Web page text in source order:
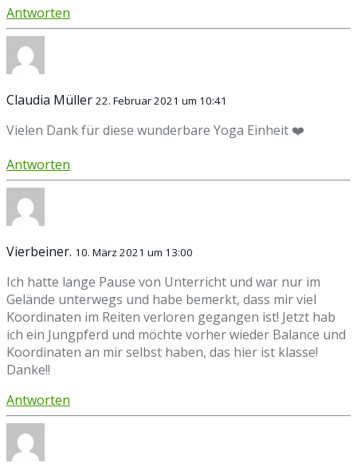
Antworten
Claudia Müller 22. Februar 2021 um 10:41
Vielen Dank für diese wunderbare Yoga Einheit ❤️
Antworten
Vierbeiner. 10. März 2021 um 13:00
Ich hatte lange Pause von Unterricht und war nur im
Gelände unterwegs und habe bemerkt, dass mir viel
Koordinaten im Reiten verloren gegangen ist! Jetzt hab
ich ein Jungpferd und möchte vorher wieder Balance und
Koordinaten an mir selbst haben, das hier ist klasse!
Danke!!
Antworten